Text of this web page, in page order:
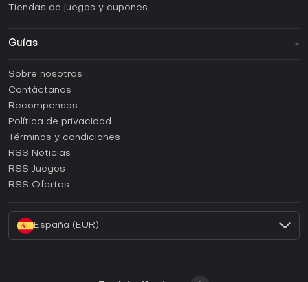
Tiendas de juegos y cupones
Guías
Guías y tutoriales
¿Cómo activar una CD Key de Steam?
¿Cómo activar una CD Key de Epic Games?
¿Cómo activar una CD Key de GOG?
¿Cómo activar una CD Key de Ubisoft Connect?
Sobre nosotros
Contáctanos
Recompensas
Política de privacidad
Términos y condiciones
RSS Noticias
RSS Juegos
RSS Ofertas
España (EUR)